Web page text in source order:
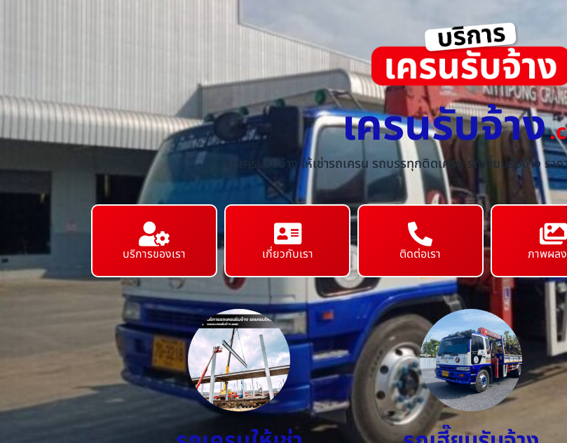
เครนรับจ้าง
รถเครนรับจ้าง ให้เช่ารถเครน รถบรรทุกติดเครน รถเฮี๊ยบรับจ้าง ร
บริการของเรา เกี่ยวกับเรา ติดต่อเรา ภาพผล